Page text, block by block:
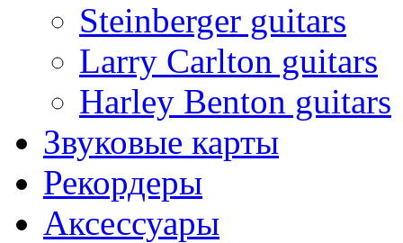
Steinberger guitars
Larry Carlton guitars
Harley Benton guitars
Звуковые карты
Рекордеры
Аксессуары